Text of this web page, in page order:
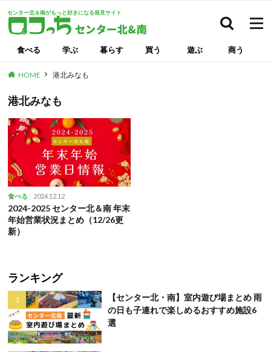
センター北＆南がもっと好きになる発見サイト
食べる 学ぶ 暮らす 買う 遊ぶ 商う
HOME 港北みなも
港北みなも
食べる 2024.12.12
2024-2025 センター北＆南 年末
年始営業状況まとめ（12/26更
新）
ランキング
【センター北・南】室内遊び場まとめ 雨
の日も子連れで楽しめるおすすめ施設6
選